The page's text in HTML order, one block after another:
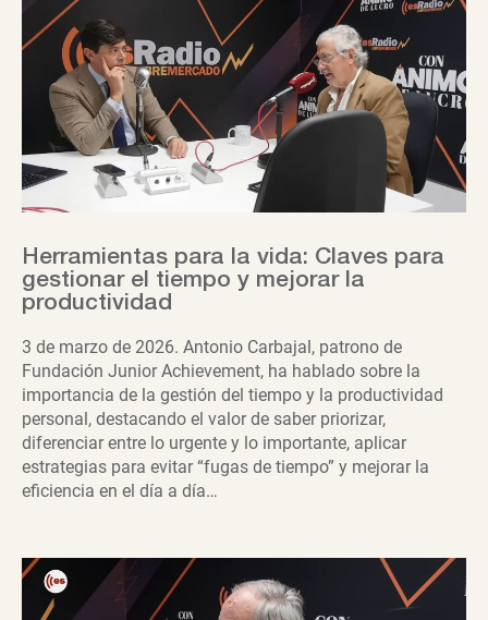
Herramientas para la vida: Claves para
gestionar el tiempo y mejorar la
productividad
3 de marzo de 2026. Antonio Carbajal, patrono de
Fundación Junior Achievement, ha hablado sobre la
importancia de la gestión del tiempo y la productividad
personal, destacando el valor de saber priorizar,
diferenciar entre lo urgente y lo importante, aplicar
estrategias para evitar “fugas de tiempo” y mejorar la
eficiencia en el día a día…